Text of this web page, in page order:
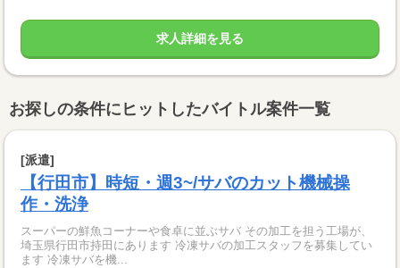
求人詳細を見る
お探しの条件にヒットしたバイトル案件一覧
[派遣]
【行田市】時短・週3~/サバのカット機械操
作・洗浄
スーパーの鮮魚コーナーや食卓に並ぶサバ その加工を担う工場が、
埼玉県行田市持田にあります 冷凍サバの加工スタッフを募集してい
ます 冷凍サバを機...